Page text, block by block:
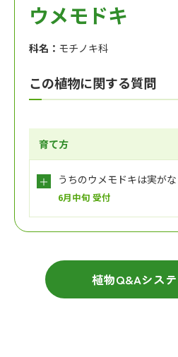
ウメモドキ
科名： モチノキ科
この植物に関する質問
育て方
うちのウメモドキは実がな
6月中旬 受付
植物Q&Aシス